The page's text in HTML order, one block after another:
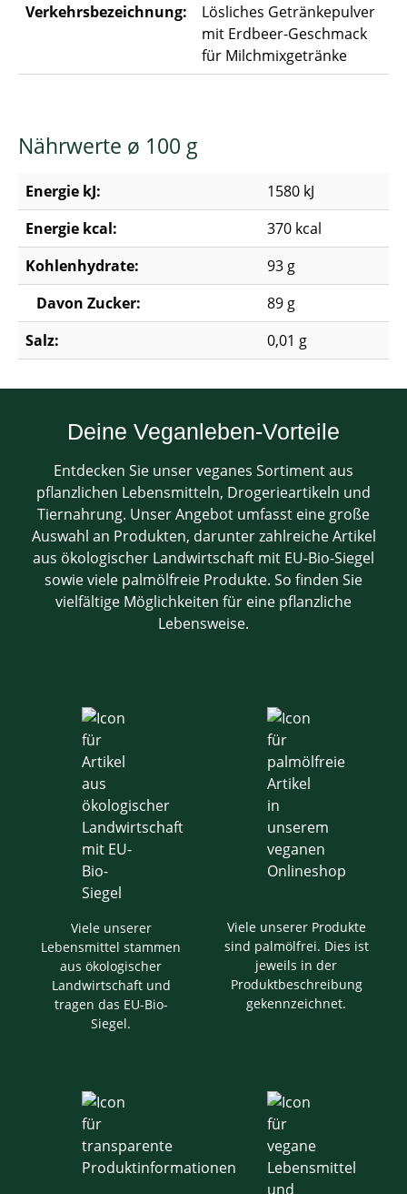
Verkehrsbezeichnung:
Lösliches Getränkepulver
mit Erdbeer-Geschmack
für Milchmixgetränke
Nährwerte ø 100 g
Energie kJ:
1580 kJ
Energie kcal:
370 kcal
Kohlenhydrate:
93 g
Davon Zucker:
89 g
Salz:
0,01 g
Deine Veganleben-Vorteile
Entdecken Sie unser veganes Sortiment aus
pflanzlichen Lebensmitteln, Drogerieartikeln und
Tiernahrung. Unser Angebot umfasst eine große
Auswahl an Produkten, darunter zahlreiche Artikel
aus ökologischer Landwirtschaft mit EU-Bio-Siegel
sowie viele palmölfreie Produkte. So finden Sie
vielfältige Möglichkeiten für eine pflanzliche
Lebensweise.
Viele unserer
Lebensmittel stammen
aus ökologischer
Landwirtschaft und
tragen das EU-Bio-
Siegel.
Viele unserer Produkte
sind palmölfrei. Dies ist
jeweils in der
Produktbeschreibung
gekennzeichnet.